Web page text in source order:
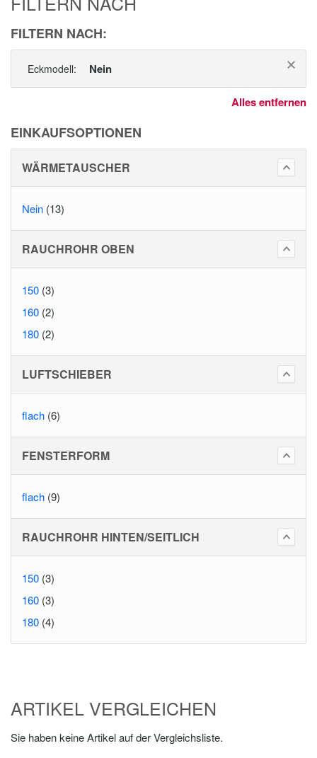
FILTERN NACH:
Eckmodell: Nein
Alles entfernen
EINKAUFSOPTIONEN
WÄRMETAUSCHER
Nein (13)
RAUCHROHR OBEN
150 (3)
160 (2)
180 (2)
LUFTSCHIEBER
flach (6)
FENSTERFORM
flach (9)
RAUCHROHR HINTEN/SEITLICH
150 (3)
160 (3)
180 (4)
ARTIKEL VERGLEICHEN
Sie haben keine Artikel auf der Vergleichsliste.